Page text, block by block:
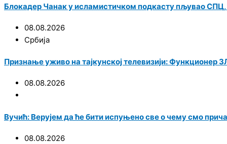
Блокадер Чанак у исламистичком подкасту пљувао СПЦ,
08.08.2026
Србија
Признање уживо на тајкунској телевизији: Функционер
08.08.2026
Вучић: Верујем да ће бити испуњено све о чему смо
08.08.2026